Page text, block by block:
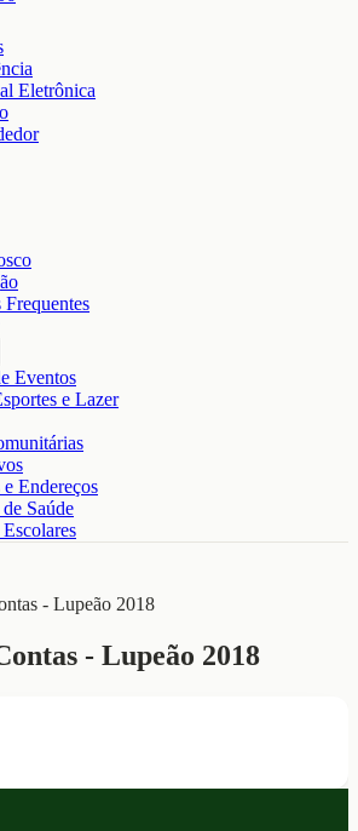
Eletrônica
Frequentes
Eventos
e Lazer
Endereços
Saúde
- Lupeão 2018
- Lupeão 2018